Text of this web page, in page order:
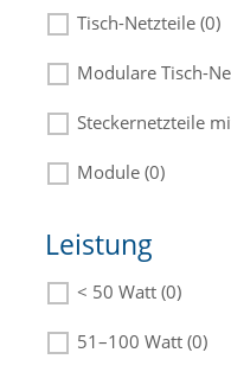
Tisch-Netzteile (0)
Modulare Tisch-
Steckernetzteile
Module (0)
Die passenden
Beschreibung.
Leistung
< 50 Watt (0)
51–100 Watt (0)